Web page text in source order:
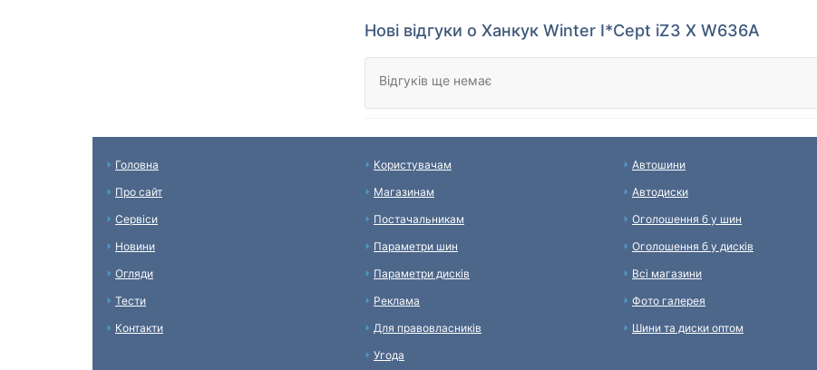
Нові відгуки о Ханкук Winter I*Cept iZ3 X W636A
Відгуків ще немає
Головна
Про сайт
Сервіси
Новини
Огляди
Тести
Контакти
Користувачам
Магазинам
Постачальникам
Параметри шин
Параметри дисків
Реклама
Для правовласників
Угода
Автошини
Автодиски
Оголошення б у шин
Оголошення б у дисків
Всі магазини
Фото галерея
Шини та диски оптом